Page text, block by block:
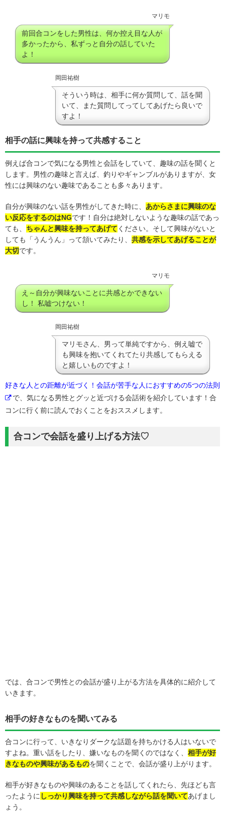
マリモ
前回合コンをした男性は、何か控え目な人が
多かったから、私ずっと自分の話していた
よ！
岡田祐樹
そういう時は、相手に何か質問して、話を聞
いて、また質問してってしてあげたら良いで
すよ！
相手の話に興味を持って共感すること
例えば合コンで気になる男性と会話をしていて、趣味の話を聞くと
します。男性の趣味と言えば、釣りやギャンブルがありますが、女
性には興味のない趣味であることも多々あります。
自分が興味のない話を男性がしてきた時に、 あからさまに興味のな
い反応をするのはNGです！自分は絶対しないような趣味の話であっ
ても、 ちゃんと興味を持ってあげて ください。そして興味がないと
しても「うんうん」って頷いてみたり、 共感を示してあげることが
大切です。
マリモ
え～自分が興味ないことに共感とかできない
し！ 私嘘つけない！
岡田祐樹
マリモさん、男って単純ですから、例え嘘で
も興味を抱いてくれてたり共感してもらえる
と嬉しいものですよ！
好きな人との距離が近づく！会話が苦手な人におすすめの5つの法則
で、気になる男性とグッと近づける会話術を紹介しています！合
コンに行く前に読んでおくことをおススメします。
合コンで会話を盛り上げる方法♡
では、合コンで男性との会話が盛り上がる方法を具体的に紹介して
いきます。
相手の好きなものを聞いてみる
合コンに行って、いきなりダークな話題を持ちかける人はいないで
すよね。重い話をしたり、嫌いなものを聞くのではなく、 相手が好
きなものや興味があるものを聞くことで、会話が盛り上がります。
相手が好きなものや興味のあることを話してくれたら、先ほども言
ったように しっかり興味を持って共感しながら話を聞いてあげまし
ょう。